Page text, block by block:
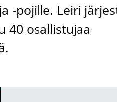
-pojille. Leiri
40 osallistujaa